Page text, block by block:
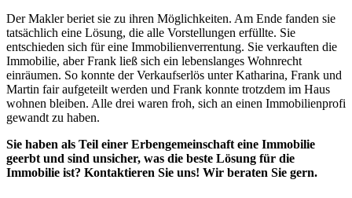
Der Makler beriet sie zu ihren Möglichkeiten. Am Ende fanden sie
tatsächlich eine Lösung, die alle Vorstellungen erfüllte. Sie
entschieden sich für eine Immobilienverrentung. Sie verkauften die
Immobilie, aber Frank ließ sich ein lebenslanges Wohnrecht
einräumen. So konnte der Verkaufserlös unter Katharina, Frank und
Martin fair aufgeteilt werden und Frank konnte trotzdem im Haus
wohnen bleiben. Alle drei waren froh, sich an einen Immobilienprofi
gewandt zu haben.
Sie haben als Teil einer Erbengemeinschaft eine Immobilie
geerbt und sind unsicher, was die beste Lösung für die
Immobilie ist? Kontaktieren Sie uns! Wir beraten Sie gern.